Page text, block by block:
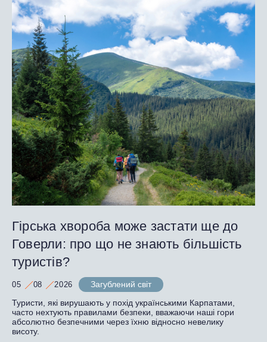
Гірська хвороба може застати ще до
Говерли: про що не знають більшість
туристів?
05 08 2026
Загублений світ
Туристи, які вирушають у похід українськими Карпатами,
часто нехтують правилами безпеки, вважаючи наші гори
абсолютно безпечними через їхню відносно невелику
висоту.